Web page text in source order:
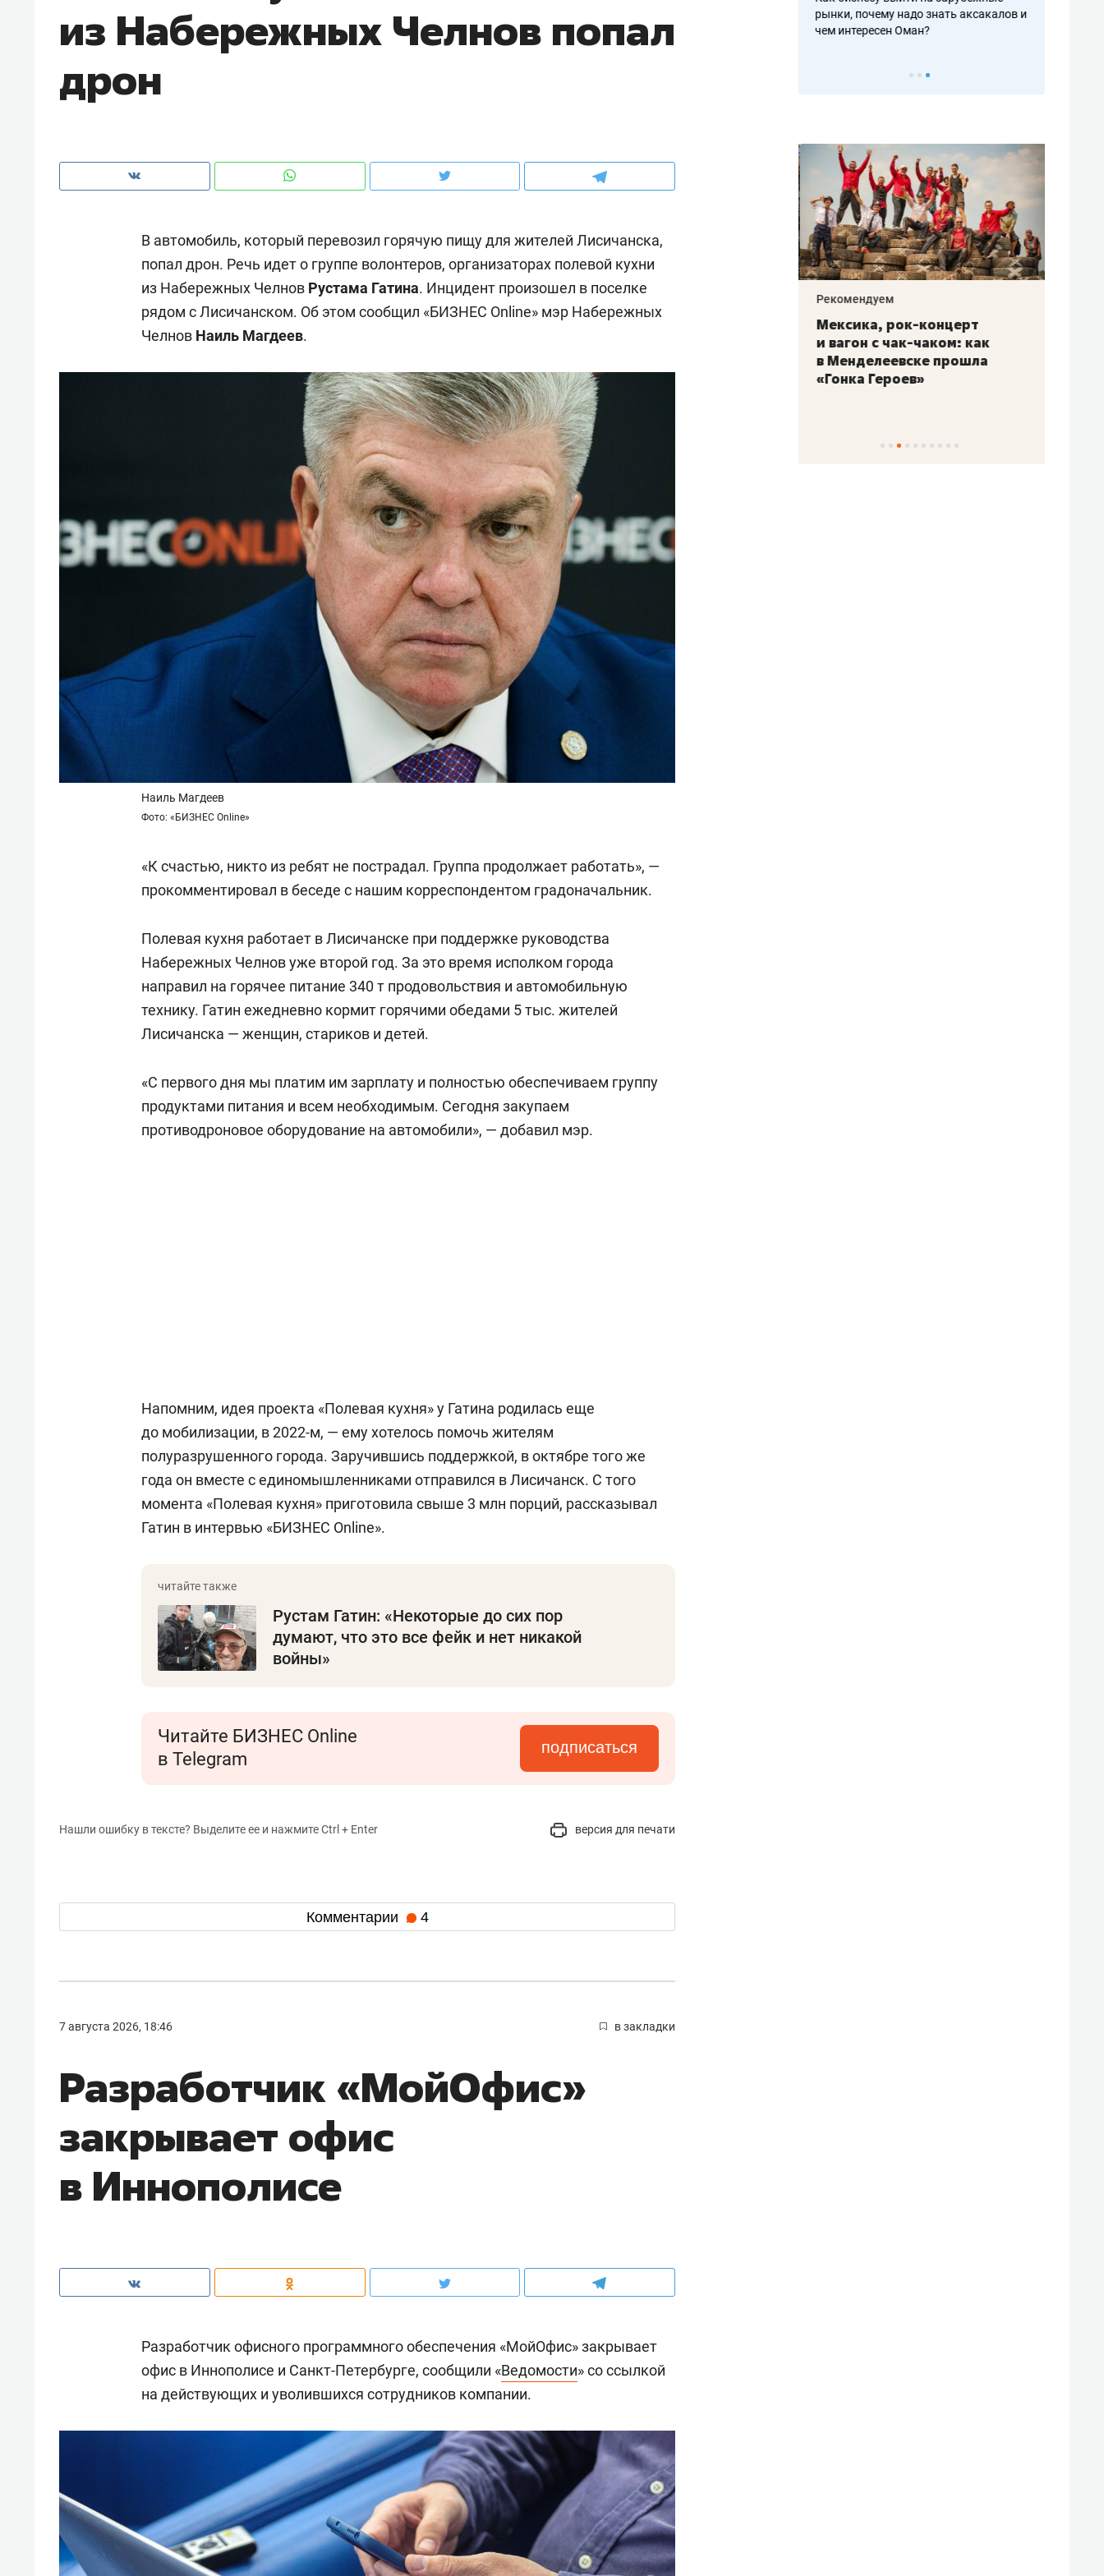
из Набережных Челнов попал
дрон
В автомобиль, который перевозил горячую пищу для жителей Лисичанска,
попал дрон. Речь идет о группе волонтеров, организаторах полевой кухни
из Набережных Челнов Рустама Гатина. Инцидент произошел в поселке
рядом с Лисичанском. Об этом сообщил «БИЗНЕС Online» мэр Набережных
Челнов Наиль Магдеев.
Наиль Магдеев
Фото: «БИЗНЕС Online»
«К счастью, никто из ребят не пострадал. Группа продолжает работать», —
прокомментировал в беседе с нашим корреспондентом градоначальник.
Полевая кухня работает в Лисичанске при поддержке руководства
Набережных Челнов уже второй год. За это время исполком города
направил на горячее питание 340 т продовольствия и автомобильную
технику. Гатин ежедневно кормит горячими обедами 5 тыс. жителей
Лисичанска — женщин, стариков и детей.
«С первого дня мы платим им зарплату и полностью обеспечиваем группу
продуктами питания и всем необходимым. Сегодня закупаем
противодроновое оборудование на автомобили», — добавил мэр.
Напомним, идея проекта «Полевая кухня» у Гатина родилась еще
до мобилизации, в 2022-м, — ему хотелось помочь жителям
полуразрушенного города. Заручившись поддержкой, в октябре того же
года он вместе с единомышленниками отправился в Лисичанск. С того
момента «Полевая кухня» приготовила свыше 3 млн порций, рассказывал
Гатин в интервью «БИЗНЕС Online».
Рустам Гатин: «Некоторые до сих пор
думают, что это все фейк и нет никакой
войны»
Читайте БИЗНЕС Online
в Telegram
подписаться
Нашли ошибку в тексте? Выделите ее и нажмите Ctrl + Enter версия для печати
Комментарии 4
7 августа 2026, 18:46 в закладки
Разработчик «МойОфис»
закрывает офис
в Иннополисе
Разработчик офисного программного обеспечения «МойОфис» закрывает
офис в Иннополисе и Санкт-Петербурге, сообщили «Ведомости» со ссылкой
на действующих и уволившихся сотрудников компании.
рынки, почему надо знать аксакалов и
чем интересен Оман?
о трехкратном росте цен, дотошных
клиентах и чудных запросах мастеров
налогах и развитии без кредитов
рынки, почему надо знать аксакалов и
чем интересен Оман?
Как ГК «МИР ГРУПП» и ВТБ
создают оазис жилого
Рекомендуем
150 камер до квартиры и Face
Опыт выживания в дикой
состоянием как основа
антихрупких команд
Рекомендуем
Мексика, рок-концерт
и вагон с чак-чаком: как
в Менделеевске прошла
«Гонка Героев»